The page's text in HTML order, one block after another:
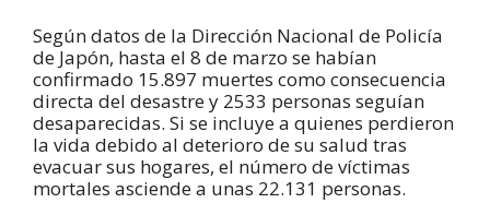
Según datos de la Dirección Nacional de Policía
de Japón, hasta el 8 de marzo se habían
confirmado 15.897 muertes como consecuencia
directa del desastre y 2533 personas seguían
desaparecidas. Si se incluye a quienes perdieron
la vida debido al deterioro de su salud tras
evacuar sus hogares, el número de víctimas
mortales asciende a unas 22.131 personas.